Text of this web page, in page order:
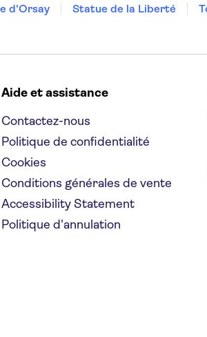
d'Orsay Statue de la Liberté
Aide et assistance
Contactez-nous
Politique de confidentialité
Cookies
Conditions générales de vente
Accessibility Statement
Politique d'annulation